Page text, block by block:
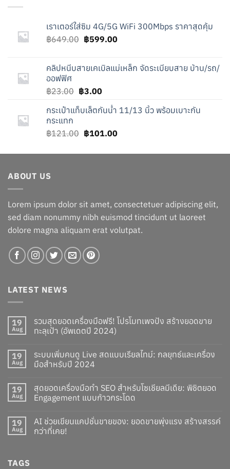
เราเตอร์ใส่ซิม 4G/5G WiFi 300Mbps ราคาสุดคุ้ม
฿649.00 Original
฿649.00.
฿599.00Current
฿599.00.
คลิปหนีบสายเคเบิลแม่เหล็ก จัดระเบียบสาย บ้าน/รถ/
ออฟฟิศ
฿23.00 Original
was:
฿3.00Current
is:
กระเป๋าแท็บเล็ตกันน้ำ 11/13 นิ้ว พร้อมเบาะกัน
กระแทก
฿121.00 Original
was:
฿101.00Current
is:
ABOUT US
Lorem ipsum dolor sit amet, consectetuer adipiscing elit,
sed diam nonummy nibh euismod tincidunt ut laoreet
dolore magna aliquam erat volutpat.
LATEST NEWS
19
Aug
รวมสุดยอดเครื่องมือฟรี! โปรโมทเพจปัง สร้างยอดขาย
ทะลุเป้า (อัพเดตปี 2024)
19
Aug
ระบบเพิ่มคนดู Live สดแบบเรียลไทม์: กลยุทธ์และเครื่อง
มือสำหรับปี 2024
19
Aug
สุดยอดเครื่องมือทำ SEO สำหรับโซเชียลมีเดีย: พิชิตยอด
Engagement แบบก้าวกระโดด
19
Aug
AI ช่วยเขียนแคปชั่นขายของ: ยอดขายพุ่งแรง สร้างสรรค์
กว่าที่เคย!
TAGS